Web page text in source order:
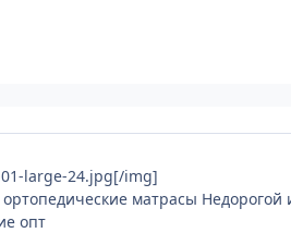
large-24.jpg[/img]
матрасы
опт